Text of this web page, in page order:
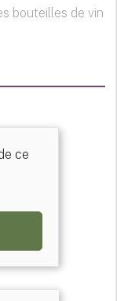
bouteilles de vin
ce